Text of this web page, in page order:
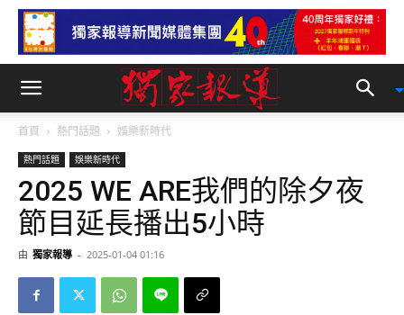
首頁 熱門話題 娛樂新時代
熱門話題 娛樂新時代
2025 WE ARE我們的除夕夜
節目延長播出5小時
由 獨家報導 - 2025-01-04 01:16